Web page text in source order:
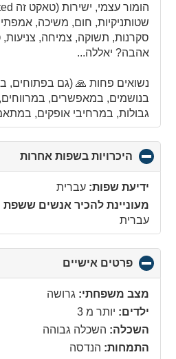
שטותניקיות, חום, משיכה,
סקרנות, תשוקה, צמיחה,
אהבה? יאללה...
נשואים פחות 🙏 (גם בפתוחים,
בנושמים, במאפשרים, במרווחים,
גבולות, במרחיבי אופקים,
היכרויות בשפות אחרות
to
ידיעת שפות: עברית
מעוניינת להכיר אנשים
עברית
פרטים אישיים
to
collapse
מצב משפחתי: גרושה
ילדים: יותר מ 3
השכלה: השכלה גבוהה
התמחות: הנדסה